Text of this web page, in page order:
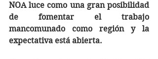
NOA luce como una gran posibilidad
de fomentar el trabajo
mancomunado como región y la
expectativa está abierta.